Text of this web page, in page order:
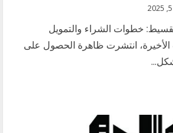
خطوات الشراء والتمويل
انتشرت ظاهرة الحصول على